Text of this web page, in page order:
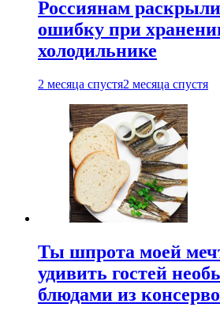
Россиянам
ошибку при
холодильнике
2 месяца спустя2 месяца спустя
Ты шпрота моей
удивить гостей
блюдами из